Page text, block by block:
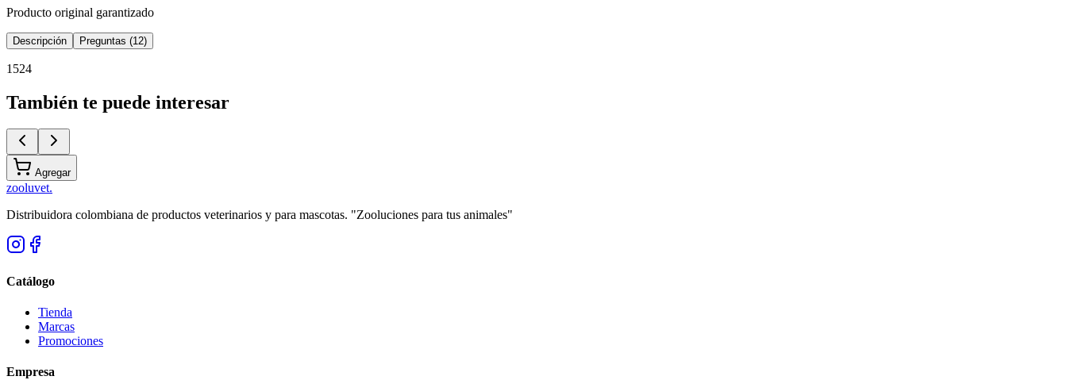
Producto original garantizado
Descripción Preguntas (12)
1524
También te puede interesar
Agregar
zooluvet.
Distribuidora colombiana de productos veterinarios y para mascotas. "Zooluciones para tus animales"
Catálogo
Tienda
Marcas
Promociones
Empresa